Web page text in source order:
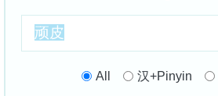
All 汉+Pinyin